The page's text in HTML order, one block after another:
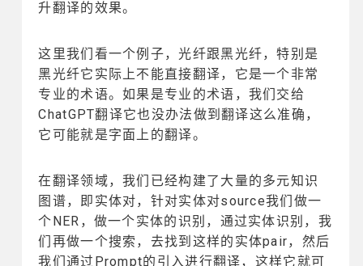
升翻译的效果。
这里我们看一个例子，光纤跟黑光纤，特别是
黑光纤它实际上不能直接翻译，它是一个非常
专业的术语。如果是专业的术语，我们交给
ChatGPT翻译它也没办法做到翻译这么准确，
它可能就是字面上的翻译。
在翻译领域，我们已经构建了大量的多元知识
图谱，即实体对，针对实体对source我们做一
个NER，做一个实体的识别，通过实体识别，我
们再做一个搜索，去找到这样的实体pair，然后
我们通过Prompt的引入进行翻译，这样它就可